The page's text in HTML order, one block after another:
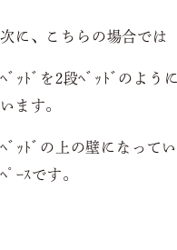
次に、こちらの場合では
ﾍﾞｯﾄﾞを2段ﾍﾞｯﾄﾞのよう
います。
ﾍﾞｯﾄﾞの上の壁になって
ﾍﾟｰｽです。